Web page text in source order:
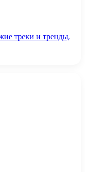
треки и тренды,